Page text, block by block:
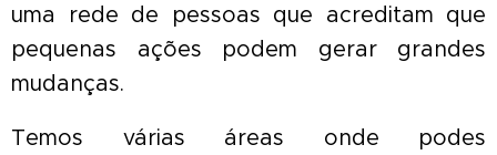
uma rede de pessoas que acreditam que
pequenas ações podem gerar grandes
mudanças.
Temos várias áreas onde podes